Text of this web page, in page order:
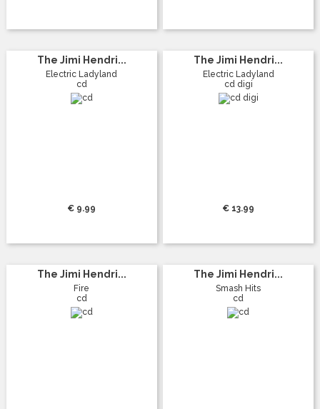
The Jimi Hendri...
Electric Ladyland
cd
€ 9.99
The Jimi Hendri...
Electric Ladyland
cd digi
€ 13.99
The Jimi Hendri...
Fire
cd
The Jimi Hendri...
Smash Hits
cd